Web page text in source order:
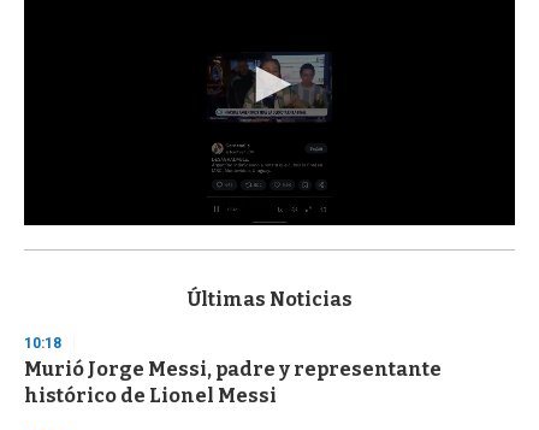
s
d
s
o
f
Últimas Noticias
10:18
Murió Jorge Messi, padre y representante
histórico de Lionel Messi